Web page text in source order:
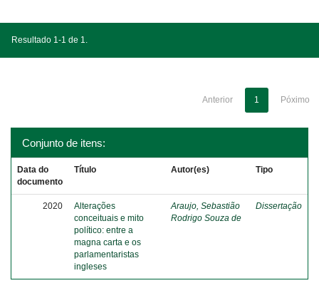
Resultado 1-1 de 1.
Anterior 1 Póximo
Conjunto de itens:
Data do
documento
Título Autor(es) Tipo
2020
Alterações
conceituais e mito
político: entre a
magna carta e os
parlamentaristas
ingleses
Araujo, Sebastião
Rodrigo Souza de
Dissertação